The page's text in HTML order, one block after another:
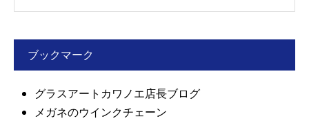
ブックマーク
グラスアートカワノエ店長ブログ
メガネのウインクチェーン